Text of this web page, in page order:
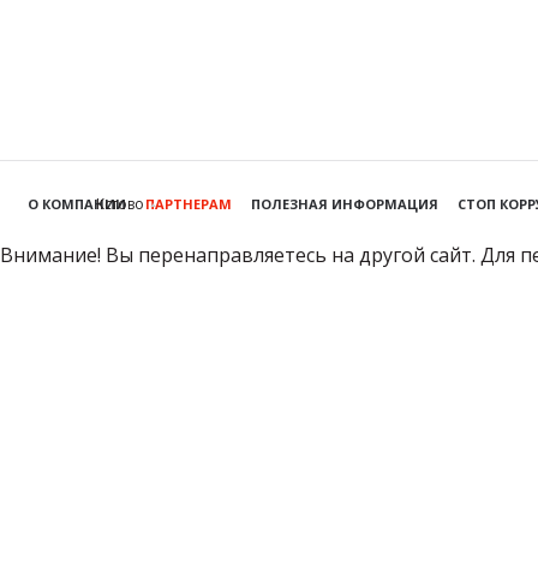
Кстово
О КОМПАНИИ ПАРТНЕРАМ ПОЛЕЗНАЯ ИНФОРМАЦИЯ СТОП
Внимание! Вы перенаправляетесь на другой сайт. Для